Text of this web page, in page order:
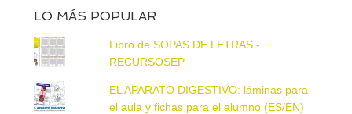
LO MÁS POPULAR
Libro de SOPAS DE LETRAS -
RECURSOSEP
EL APARATO DIGESTIVO: láminas para
el aula y fichas para el alumno (ES/EN)